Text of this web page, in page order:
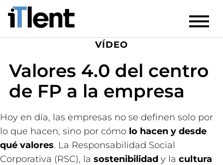
VÍDEO
Valores 4.0 del centro
de FP a la empresa
Hoy en día, las empresas no se definen solo por
lo que hacen, sino por cómo lo hacen y desde
qué valores. La Responsabilidad Social
Corporativa (RSC), la sostenibilidad y la cultura